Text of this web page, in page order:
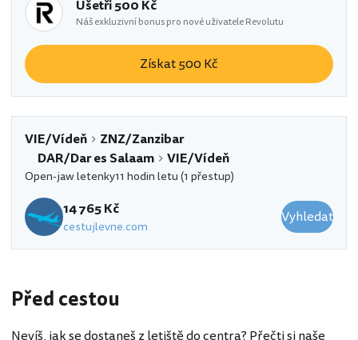
Ušetři 500 Kč
Náš exkluzivní bonus pro nové uživatele Revolutu
Získat 500 Kč
VIE/Vídeň
ZNZ/Zanzibar
DAR/Dar es Salaam
VIE/Vídeň
Open-jaw letenky11 hodin letu (1 přestup)
14 765 Kč
cestujlevne.com Vyhledat
Před cestou